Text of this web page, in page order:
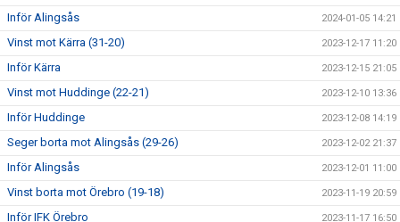
Inför Alingsås 2024-01-05 14:21
Vinst mot Kärra (31-20) 2023-12-17 11:20
Inför Kärra 2023-12-15 21:05
Vinst mot Huddinge (22-21) 2023-12-10 13:36
Inför Huddinge 2023-12-08 14:19
Seger borta mot Alingsås (29-26) 2023-12-02 21:37
Inför Alingsås 2023-12-01 11:00
Vinst borta mot Örebro (19-18) 2023-11-19 20:59
Inför IFK Örebro 2023-11-17 16:50